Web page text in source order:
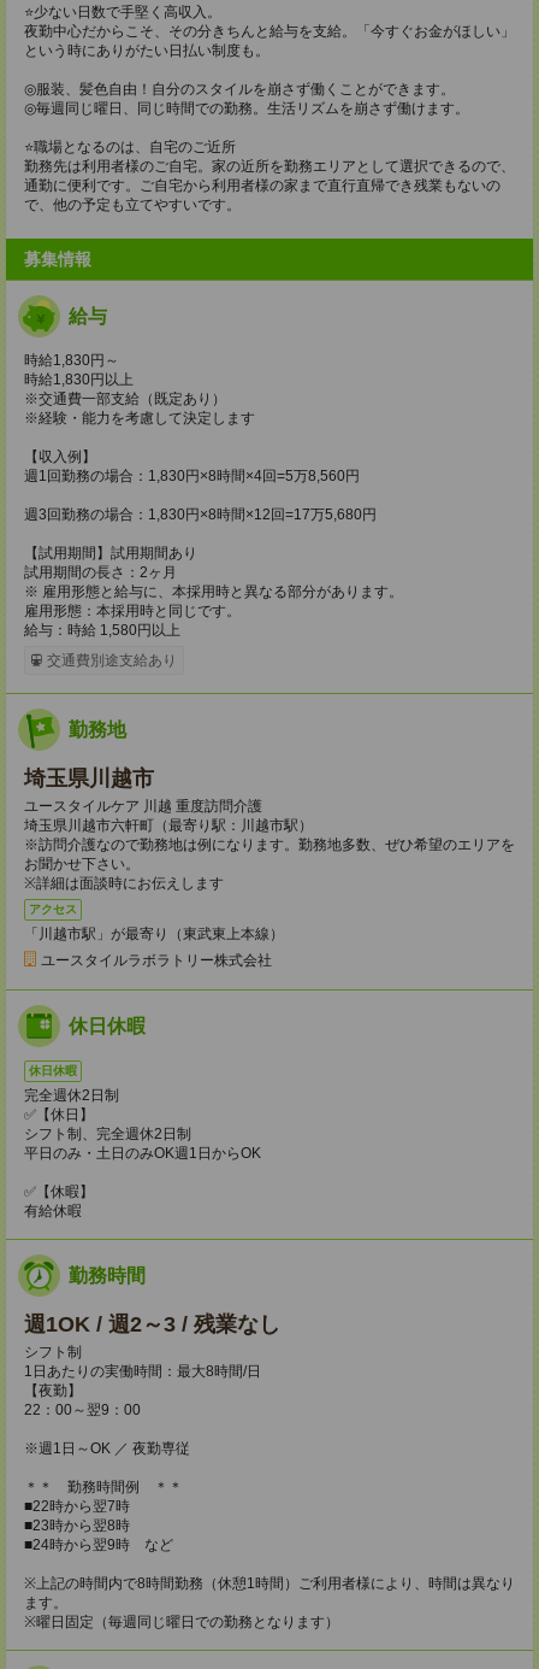
⭐️少ない日数で手堅く高収入。
夜勤中心だからこそ、その分きちんと給与を支給。「今すぐお金がほしい」
という時にありがたい日払い制度も。
◎服装、髪色自由！自分のスタイルを崩さず働くことができます。
◎毎週同じ曜日、同じ時間での勤務。生活リズムを崩さず働けます。
⭐️職場となるのは、自宅のご近所
勤務先は利用者様のご自宅。家の近所を勤務エリアとして選択できるので、
通勤に便利です。ご自宅から利用者様の家まで直行直帰でき残業もないの
で、他の予定も立てやすいです。
募集情報
給与
時給1,830円～
時給1,830円以上
※交通費一部支給（既定あり）
※経験・能力を考慮して決定します
【収入例】
週1回勤務の場合：1,830円×8時間×4回=5万8,560円
週3回勤務の場合：1,830円×8時間×12回=17万5,680円
【試用期間】試用期間あり
試用期間の長さ：2ヶ月
※ 雇用形態と給与に、本採用時と異なる部分があります。
雇用形態：本採用時と同じです。
給与：時給 1,580円以上
交通費別途支給あり
勤務地
埼玉県川越市
ユースタイルケア 川越 重度訪問介護
埼玉県川越市六軒町（最寄り駅：川越市駅）
※訪問介護なので勤務地は例になります。勤務地多数、ぜひ希望のエリアを
お聞かせ下さい。
※詳細は面談時にお伝えします
アクセス
「川越市駅」が最寄り（東武東上本線）
ユースタイルラボラトリー株式会社
休日休暇
休日休暇
完全週休2日制
✅【休日】
シフト制、完全週休2日制
平日のみ・土日のみOK週1日からOK
✅【休暇】
有給休暇
勤務時間
週1OK / 週2～3 / 残業なし
シフト制
1日あたりの実働時間：最大8時間/日
【夜勤】
22：00～翌9：00
※週1日～OK ／ 夜勤専従
＊＊ 勤務時間例 ＊＊
■22時から翌7時
■23時から翌8時
■24時から翌9時 など
※上記の時間内で8時間勤務（休憩1時間）ご利用者様により、時間は異なり
ます。
※曜日固定（毎週同じ曜日での勤務となります）